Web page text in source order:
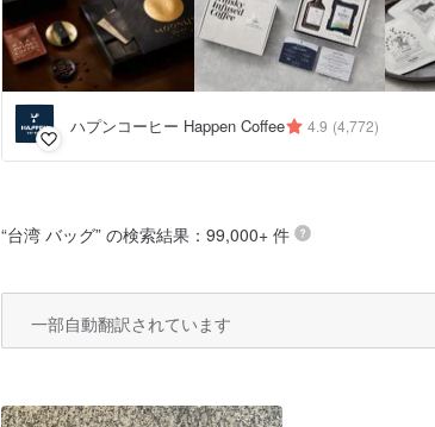
ハプンコーヒー Happen Coffee 4.9 (4,772)
“台湾 バッグ” の検索結果：99,000+ 件
一部自動翻訳されています